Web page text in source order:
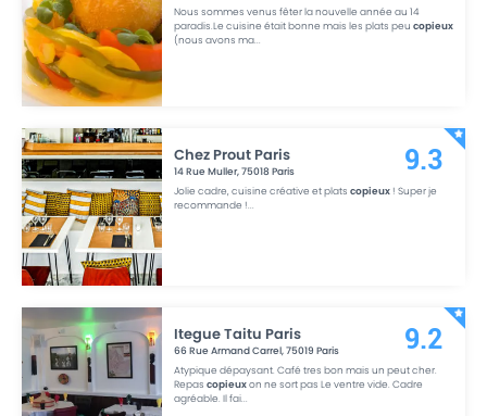
Nous sommes venus fêter la nouvelle année au 14
paradis.Le cuisine était bonne mais les plats peucopieux
(nous avons ma...
Chez Prout Paris
14 Rue Muller,75018 Paris
Jolie cadre, cuisine créative et platscopieux ! Super je
recommande !...
9.3
Itegue Taitu Paris
66 Rue Armand Carrel,75019 Paris
Atypique dépaysant. Café tres bon mais un peut cher.
Repascopieuxon ne sort pas Le ventre vide. Cadre
agréable. Il fai...
9.2